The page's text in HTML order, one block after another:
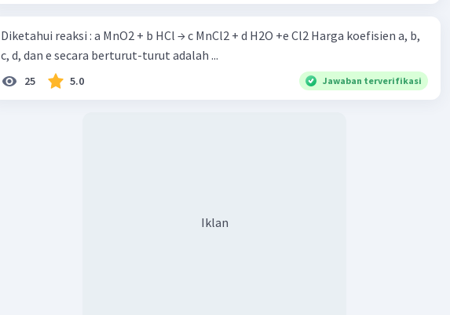
Diketahui reaksi : a MnO2 + b HCl → c MnCl2 + d H2O +e Cl2 Harga koefisien a, b,
c, d, dan e secara berturut-turut adalah ...
25 5.0 Jawaban terverifikasi
Iklan